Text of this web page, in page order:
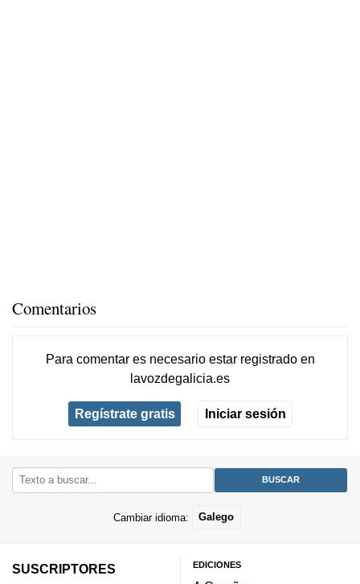
Comentarios
Para comentar es necesario estar registradoen
lavozdegalicia.es
Regístrate gratis Iniciar sesión
Cambiar idioma: Galego
SUSCRIPTORES
EDICIONES